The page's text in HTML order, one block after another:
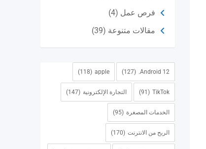
فرص عمل (4)
مقالات متنوعة (39)
Android 12.
(127)
apple
(118)
TikTok
(91) التجارة الإلكترونية (147)
الخدمات المصغرة (95)
الربح من الانترنت (170)